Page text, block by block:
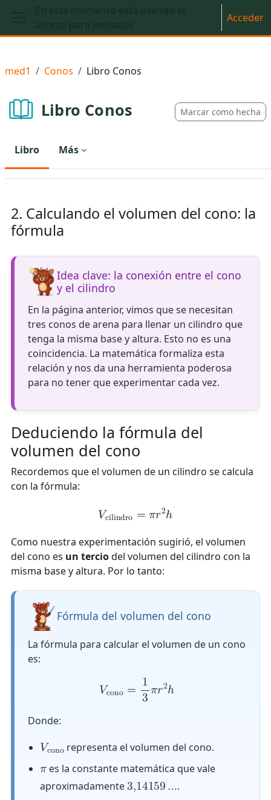
Salta al contenido principal
Panel lateral
En este momento está usando el
acceso para invitados
Acceder
med1 Conos Libro Conos
Libro Conos Marcar como hecha
Libro Más
2. Calculando el volumen del cono: la
fórmula
Idea clave: la conexión entre el cono
y el cilindro
En la página anterior, vimos que se necesitan
tres conos de arena para llenar un cilindro que
tenga la misma base y altura. Esto no es una
coincidencia. La matemática formaliza esta
relación y nos da una herramienta poderosa
para no tener que experimentar cada vez.
Deduciendo la fórmula del
volumen del cono
Recordemos que el volumen de un cilindro se calcula
con la fórmula:
𝑉cilindro = 𝜋𝑟2ℎ
Como nuestra experimentación sugirió, el volumen
del cono es un terciodel volumen del cilindro con la
misma base y altura. Por lo tanto:
Fórmula del volumen del cono
La fórmula para calcular el volumen de un cono
es:
𝑉cono = 1
3𝜋𝑟2ℎ
Donde:
𝑉cono representa el volumen del cono.
𝜋 es la constante matemática que vale
aproximadamente3,14159….